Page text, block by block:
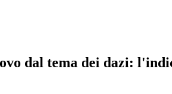
dal tema dei dazi: